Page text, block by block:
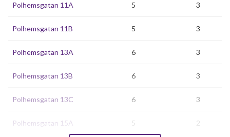
Polhemsgatan 11A 5 3
Polhemsgatan 11B 5 3
Polhemsgatan 13A 6 3
Polhemsgatan 13B 6 3
Polhemsgatan 13C 6 3
Polhemsgatan 15A 5 2